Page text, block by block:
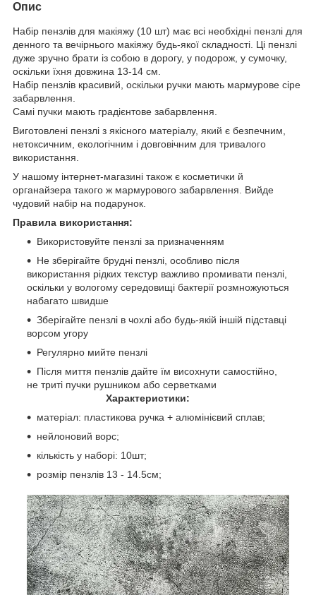
Опис
Набір пензлів для макіяжу (10 шт) має всі необхідні пензлі для
денного та вечірнього макіяжу будь-якої складності. Ці пензлі
дуже зручно брати із собою в дорогу, у подорож, у сумочку,
оскільки їхня довжина 13-14 см.
Набір пензлів красивий, оскільки ручки мають мармурове сіре
забарвлення.
Самі пучки мають градієнтове забарвлення.
Виготовлені пензлі з якісного матеріалу, який є безпечним,
нетоксичним, екологічним і довговічним для тривалого
використання.
У нашому інтернет-магазині також є косметички й
органайзера такого ж мармурового забарвлення. Вийде
чудовий набір на подарунок.
Правила використання:
Використовуйте пензлі за призначенням
Не зберігайте брудні пензлі, особливо після
використання рідких текстур важливо промивати пензлі,
оскільки у вологому середовищі бактерії розмножуються
набагато швидше
Зберігайте пензлі в чохлі або будь-якій іншій підставці
ворсом угору
Регулярно мийте пензлі
Після миття пензлів дайте їм висохнути самостійно,
не триті пучки рушником або серветками
Характеристики:
матеріал: пластикова ручка + алюмінієвий сплав;
нейлоновий ворс;
кількість у наборі: 10шт;
розмір пензлів 13 - 14.5см;